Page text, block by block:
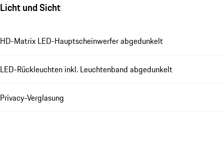
Licht und Sicht
HD-Matrix LED-Hauptscheinwerfer abgedunkelt
LED-Rückleuchten inkl. Leuchtenband abgedunkelt
Privacy-Verglasung